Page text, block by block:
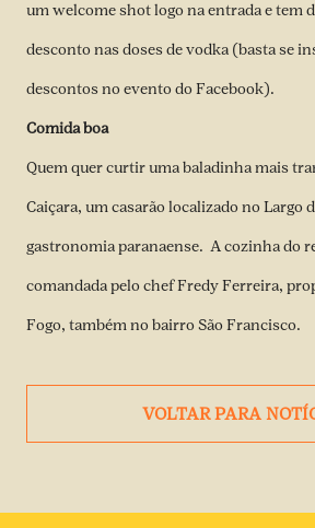
um welcome shot logo na entrada e tem
desconto nas doses de vodka (basta se
descontos no evento do Facebook).
Comida boa
Quem quer curtir uma baladinha mais
Caiçara, um casarão localizado no Largo
gastronomia paranaense. A cozinha do
comandada pelo chef Fredy Ferreira,
Fogo, também no bairro São Francisco.
VOLTAR PARA